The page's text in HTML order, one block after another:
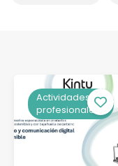
Actividades
profesionales